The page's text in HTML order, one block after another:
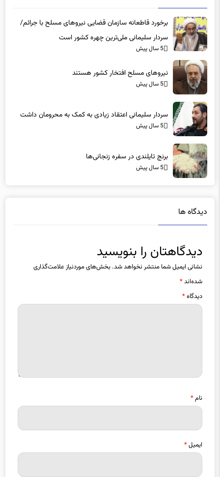
برخورد قاطعانه سازمان قضایی نیروهای مسلح با جرائم/
سردار سلیمانی ملی‌ترین چهره کشور است
5 سال پیش
نیروهای مسلح افتخار کشور هستند
5 سال پیش
سردار سلیمانی اعتقاد زیادی به کمک به محرومان داشت
5 سال پیش
برنج تایلندی در سفره‌ زنجانی‌ها
5 سال پیش
دیدگاه ها
دیدگاهتان را بنویسید
نشانی ایمیل شما منتشر نخواهد شد. بخش‌های موردنیاز علامت‌گذاری
شده‌اند*
دیدگاه*
نام*
ایمیل*